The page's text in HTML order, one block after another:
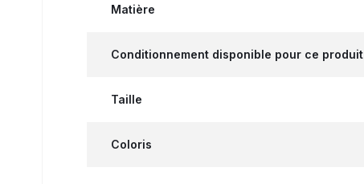
Matière
Conditionnement disponible pour ce produit
Taille
Coloris